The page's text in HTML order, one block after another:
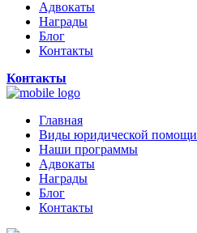
Адвокаты
Награды
Блог
Контакты
Контакты
Главная
Виды юридической помощи
Наши программы
Адвокаты
Награды
Блог
Контакты